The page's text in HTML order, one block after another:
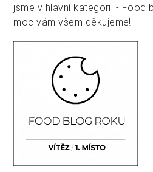
jsme v hlavní kategorii - Food
moc vám všem děkujeme!